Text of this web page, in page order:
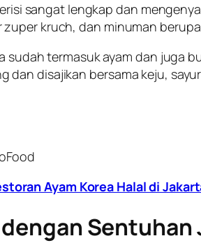
sangat lengkap dan
kruch, dan minuman
termasuk ayam dan juga
disajikan bersama keju,
Ayam Korea Halal di
Sentuhan